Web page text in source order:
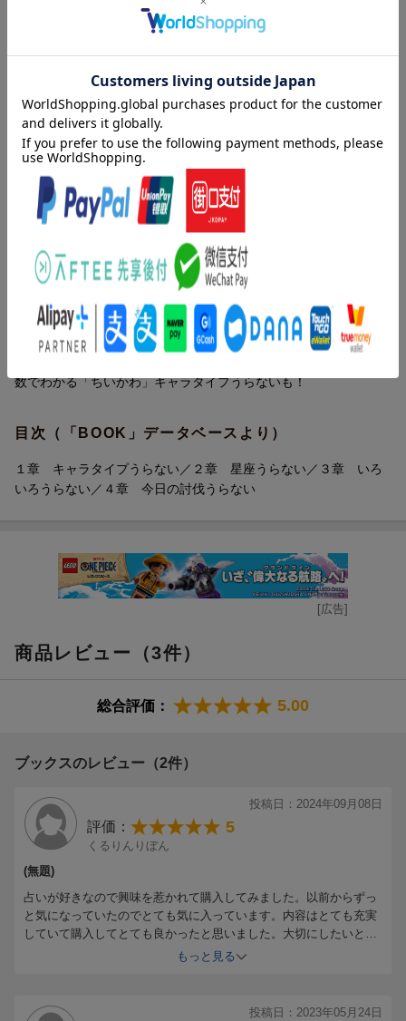
内容紹介（JPROより）
ちいかわたちといっしょに、気になる自分の運命や、友情運、恋
の行方をうらなっちゃおう☆
あなたのはどのキャラタイプ？
誕生日でみちびき出す運命数で、あなたの「ちいかわ」でのキャ
ラタイプと、性格が分かるよ！
夢をかなえるための〈なんとかなれー！アドバイス〉つき♪
星座うらないでは、友情運と恋愛運をチェック☆
ほかにも、コインうらないやサイコロうらない、夢うらないなど
もりだくさんだよ！
友だちといっしょにうらなえば、おたがいの新しい一面も見える
かも……!?
ぜひ、みんなでためしてみてねっ！
(C)nagano
【3章】 いろいろうらない
【4章】 今日の討伐うらない
【コラム】鎧さんの風水おまじない
内容紹介（「BOOK」データベースより）
数でわかる「ちいかわ」キャラタイプうらないも！
目次（「BOOK」データベースより）
１章 キャラタイプうらない／２章 星座うらない／３章 いろ
いろうらない／４章 今日の討伐うらない
[広告]
商品レビュー（3件）
総合評価： 5.00
ブックスのレビュー（2件）
投稿日：2024年09月08日
評価： 5
くるりんりぼん
(無題)
占いが好きなので興味を惹かれて購入してみました。以前からずっ
と気になっていたのでとても気に入っています。内容はとても充実
していて購入してとても良かったと思いました。大切にしたいと思
もっと見る
投稿日：2023年05月24日